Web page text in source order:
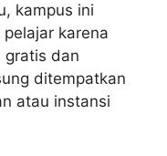
kampus ini
karena
gratis dan
ditempatkan
atau instansi